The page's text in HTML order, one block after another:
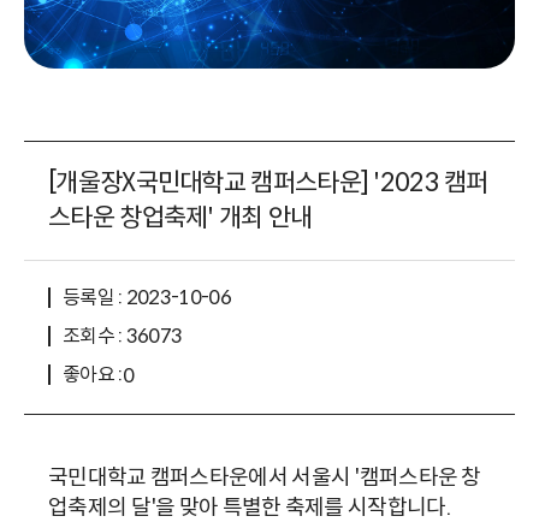
[개울장X국민대학교 캠퍼스타운] '2023 캠퍼
스타운 창업축제' 개최 안내
등록일 : 2023-10-06
조회수 : 36073
좋아요 :0
국민대학교 캠퍼스타운에서 서울시 '캠퍼스타운 창
업축제의 달'을 맞아 특별한 축제를 시작합니다.